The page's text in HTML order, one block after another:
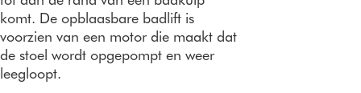
komt. De opblaasbare badlift is
voorzien van een motor die maakt dat
de stoel wordt opgepompt en weer
leegloopt.